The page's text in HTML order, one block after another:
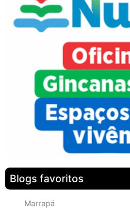
Blogs favoritos
Marrapá